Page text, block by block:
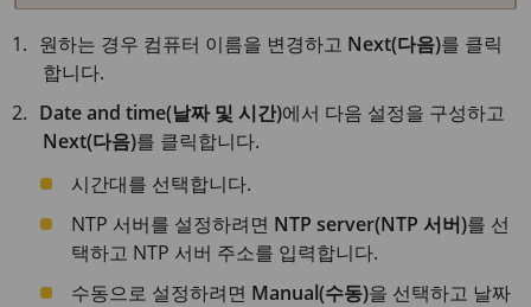
원하는 경우 컴퓨터 이름을 변경하고 Next(다음)를 클릭
합니다.
Date and time(날짜 및 시간)에서 다음 설정을 구성하고
Next(다음)를 클릭합니다.
시간대를 선택합니다.
NTP 서버를 설정하려면 NTP server(NTP 서버)를 선
택하고 NTP 서버 주소를 입력합니다.
수동으로 설정하려면 Manual(수동)을 선택하고 날짜